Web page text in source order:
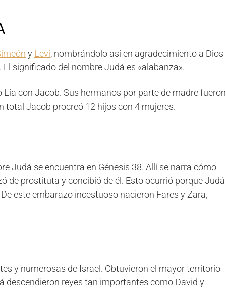
y Leví, nombrándolo así en agradecimiento a Dios
significado del nombre Judá es «alabanza».
con Jacob. Sus hermanos por parte de madre fueron
total Jacob procreó 12 hijos con 4 mujeres.
Judá se encuentra en Génesis 38. Allí se narra cómo
de prostituta y concibió de él. Esto ocurrió porque Judá
este embarazo incestuoso nacieron Fares y Zara,
y numerosas de Israel. Obtuvieron el mayor territorio
descendieron reyes tan importantes como David y